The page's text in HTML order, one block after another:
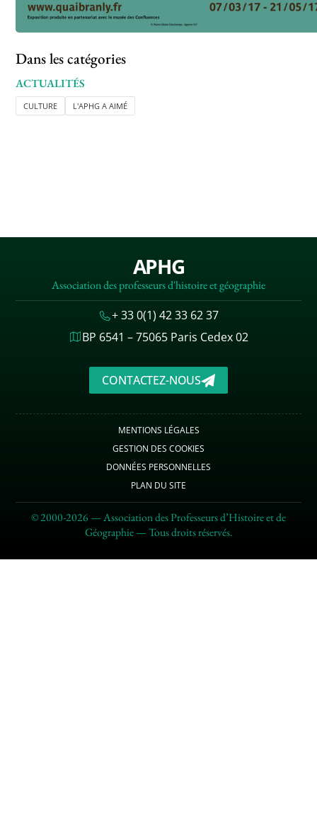
Dans les catégories
ACTUALITÉS
CULTURE L'APHG A AIMÉ
APHG
Association des professeurs d'histoire et géographie
+ 33 0(1) 42 33 62 37
BP 6541 – 75065 Paris Cedex 02
CONTACTEZ-NOUS
MENTIONS LÉGALES
GESTION DES COOKIES
DONNÉES PERSONNELLES
PLAN DU SITE
© 2000-2026 — Association des Professeurs d’Histoire et de
Géographie — Tous droits réservés.